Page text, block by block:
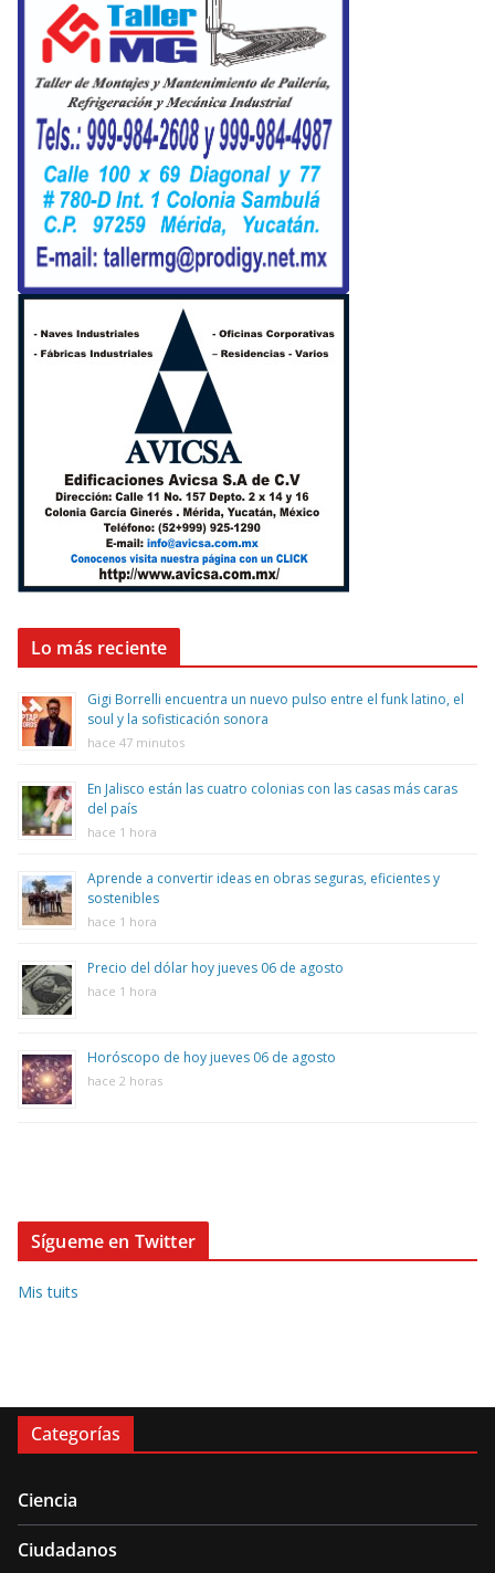
Lo más reciente
Gigi Borrelli encuentra un nuevo pulso entre el funk latino, el
soul y la sofisticación sonora
hace 47 minutos
En Jalisco están las cuatro colonias con las casas más caras
del país
hace 1 hora
Aprende a convertir ideas en obras seguras, eficientes y
sostenibles
hace 1 hora
Precio del dólar hoy jueves 06 de agosto
hace 1 hora
Horóscopo de hoy jueves 06 de agosto
hace 2 horas
Sígueme en Twitter
Mis tuits
Categorías
Ciencia
Ciudadanos